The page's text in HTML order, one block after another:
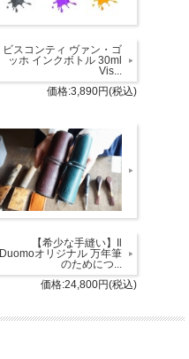
ビスコンティ ヴァン・ゴ
ッホ インクボトル 30ml
Vis...
価格:3,890円(税込)
【希少な手縫い】Il
Duomoオリジナル 万年筆
のためにつ...
価格:24,800円(税込)